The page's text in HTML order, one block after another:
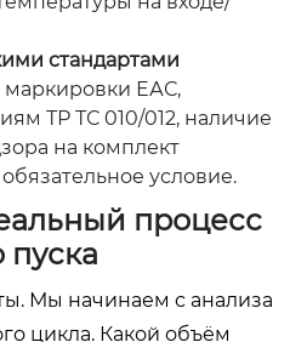
стандартами
маркировки ЕАС,
ТР ТС 010/012, наличие
на комплект
условие.
процесс
пуска
Мы начинаем с анализа
цикла. Какой объём